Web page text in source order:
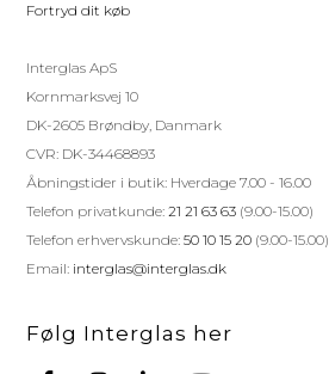
Fortryd dit køb
Interglas ApS
Kornmarksvej 10
DK-2605 Brøndby, Danmark
CVR: DK-34468893
Åbningstider i butik: Hverdage 7.00 - 16.00
Telefon privatkunde:21 21 63 63 (9.00-15.00)
Telefon erhvervskunde:50 10 15 20 (9.00-15.00)
Email: interglas@interglas.dk
Følg Interglas her